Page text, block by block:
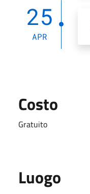
25
APR
Costo
Gratuito
Luogo